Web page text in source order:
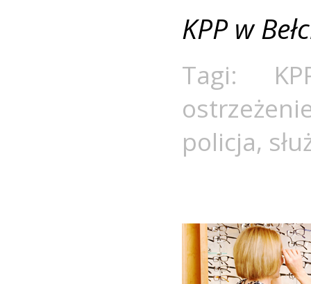
KPP w
Tagi:
policja,